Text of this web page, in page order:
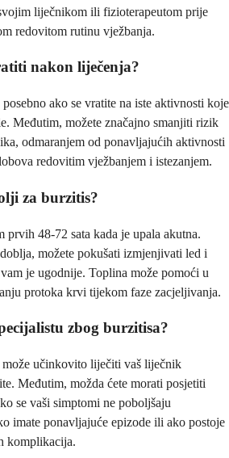
liječnikom ili fizioterapeutom prije
redovitom rutinu vježbanja.
nakon liječenja?
ako se vratite na iste aktivnosti koje
Međutim, možete značajno smanjiti rizik
odmaranjem od ponavljajućih aktivnosti
redovitim vježbanjem i istezanjem.
za burzitis?
48-72 sata kada je upala akutna.
možete pokušati izmjenjivati led i
je ugodnije. Toplina može pomoći u
protoka krvi tijekom faze zacjeljivanja.
zbog burzitisa?
može učinkovito liječiti vaš liječnik
Međutim, možda ćete morati posjetiti
se vaši simptomi ne poboljšaju
imate ponavljajuće epizode ili ako postoje
komplikacija.